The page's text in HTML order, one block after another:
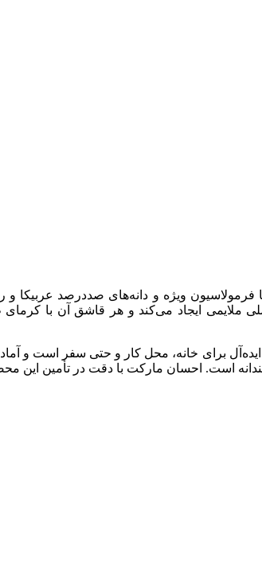
که با فرمولاسیون ویژه و دانه‌های صددرصد
ملایمی ایجاد می‌کند و هر قاشق آن با
انتخابی ایده‌آل برای خانه، محل کار و حتی سفر
است. احسان مارکت با دقت در تأمین